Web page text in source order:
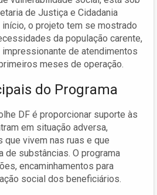
de Justiça e Cidadania
o projeto tem se mostrado
da população carente,
impressionante de atendimentos
meses de operação.
do Programa
DF é proporcionar suporte às
em situação adversa,
vivem nas ruas e que
de substâncias. O programa
encaminhamentos para
social dos beneficiários.